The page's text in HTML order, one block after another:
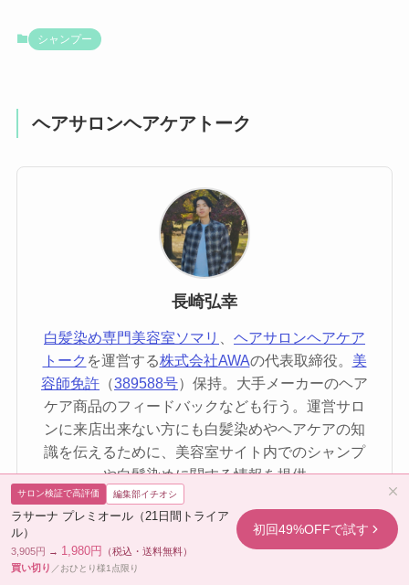
シャンプー
ヘアサロンヘアケアトーク
長崎弘幸
白髪染め専門美容室ソマリ
ヘアサロンヘアケア
トーク を運営する株式会社AWAの代表取締役。 美
容師免許 （389588号）保持。大手メーカーのヘア
ケア商品のフィードバックなども行う。運営サロ
ンに来店出来ない方にも白髪染めやヘアケアの知
識を伝えるために、美容室サイト内でのシャンプ
ーや白髪染めに関する情報を提供。
この著者の記事一覧へ
サロン検証で高評価 編集部イチオシ
ラサーナ プレミオール（21日間トライア
ル）
3,905円 → 1,980円
（税込・送料無料）
買い切り ／おひとり様1点限り
初回49%OFFで試す